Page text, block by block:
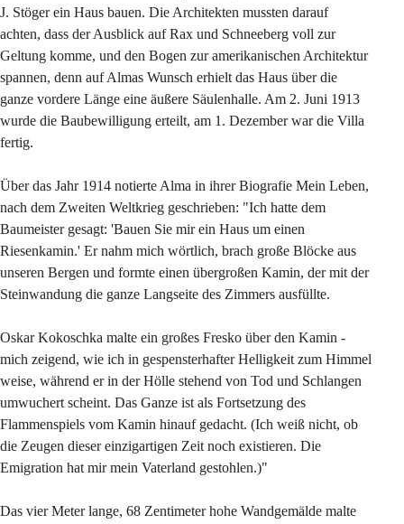
J. Stöger ein Haus bauen. Die Architekten mussten darauf
achten, dass der Ausblick auf Rax und Schneeberg voll zur
Geltung komme, und den Bogen zur amerikanischen Architektur
spannen, denn auf Almas Wunsch erhielt das Haus über die
ganze vordere Länge eine äußere Säulenhalle. Am 2. Juni 1913
wurde die Baubewilligung erteilt, am 1. Dezember war die Villa
fertig.
Über das Jahr 1914 notierte Alma in ihrer Biografie Mein Leben,
nach dem Zweiten Weltkrieg geschrieben: "Ich hatte dem
Baumeister gesagt: 'Bauen Sie mir ein Haus um einen
Riesenkamin.' Er nahm mich wörtlich, brach große Blöcke aus
unseren Bergen und formte einen übergroßen Kamin, der mit der
Steinwandung die ganze Langseite des Zimmers ausfüllte.
Oskar Kokoschka malte ein großes Fresko über den Kamin -
mich zeigend, wie ich in gespensterhafter Helligkeit zum Himmel
weise, während er in der Hölle stehend von Tod und Schlangen
umwuchert scheint. Das Ganze ist als Fortsetzung des
Flammenspiels vom Kamin hinauf gedacht. (Ich weiß nicht, ob
die Zeugen dieser einzigartigen Zeit noch existieren. Die
Emigration hat mir mein Vaterland gestohlen.)"
Das vier Meter lange, 68 Zentimeter hohe Wandgemälde malte